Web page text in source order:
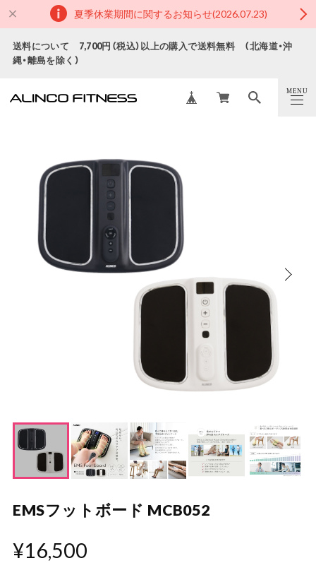
夏季休業期間に関するお知らせ(2026.07.23)
送料について 7,700円（税込）以上の購入で送料無料 （北海道・沖
縄・離島を除く）
MENU
CLOSE
EMSフットボード MCB052
¥16,500